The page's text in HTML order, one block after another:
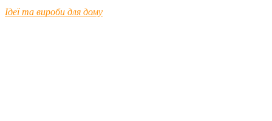
Ідеї та вироби для дому